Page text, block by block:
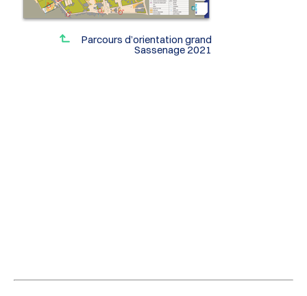
Parcours d’orientation grand
Sassenage 2021